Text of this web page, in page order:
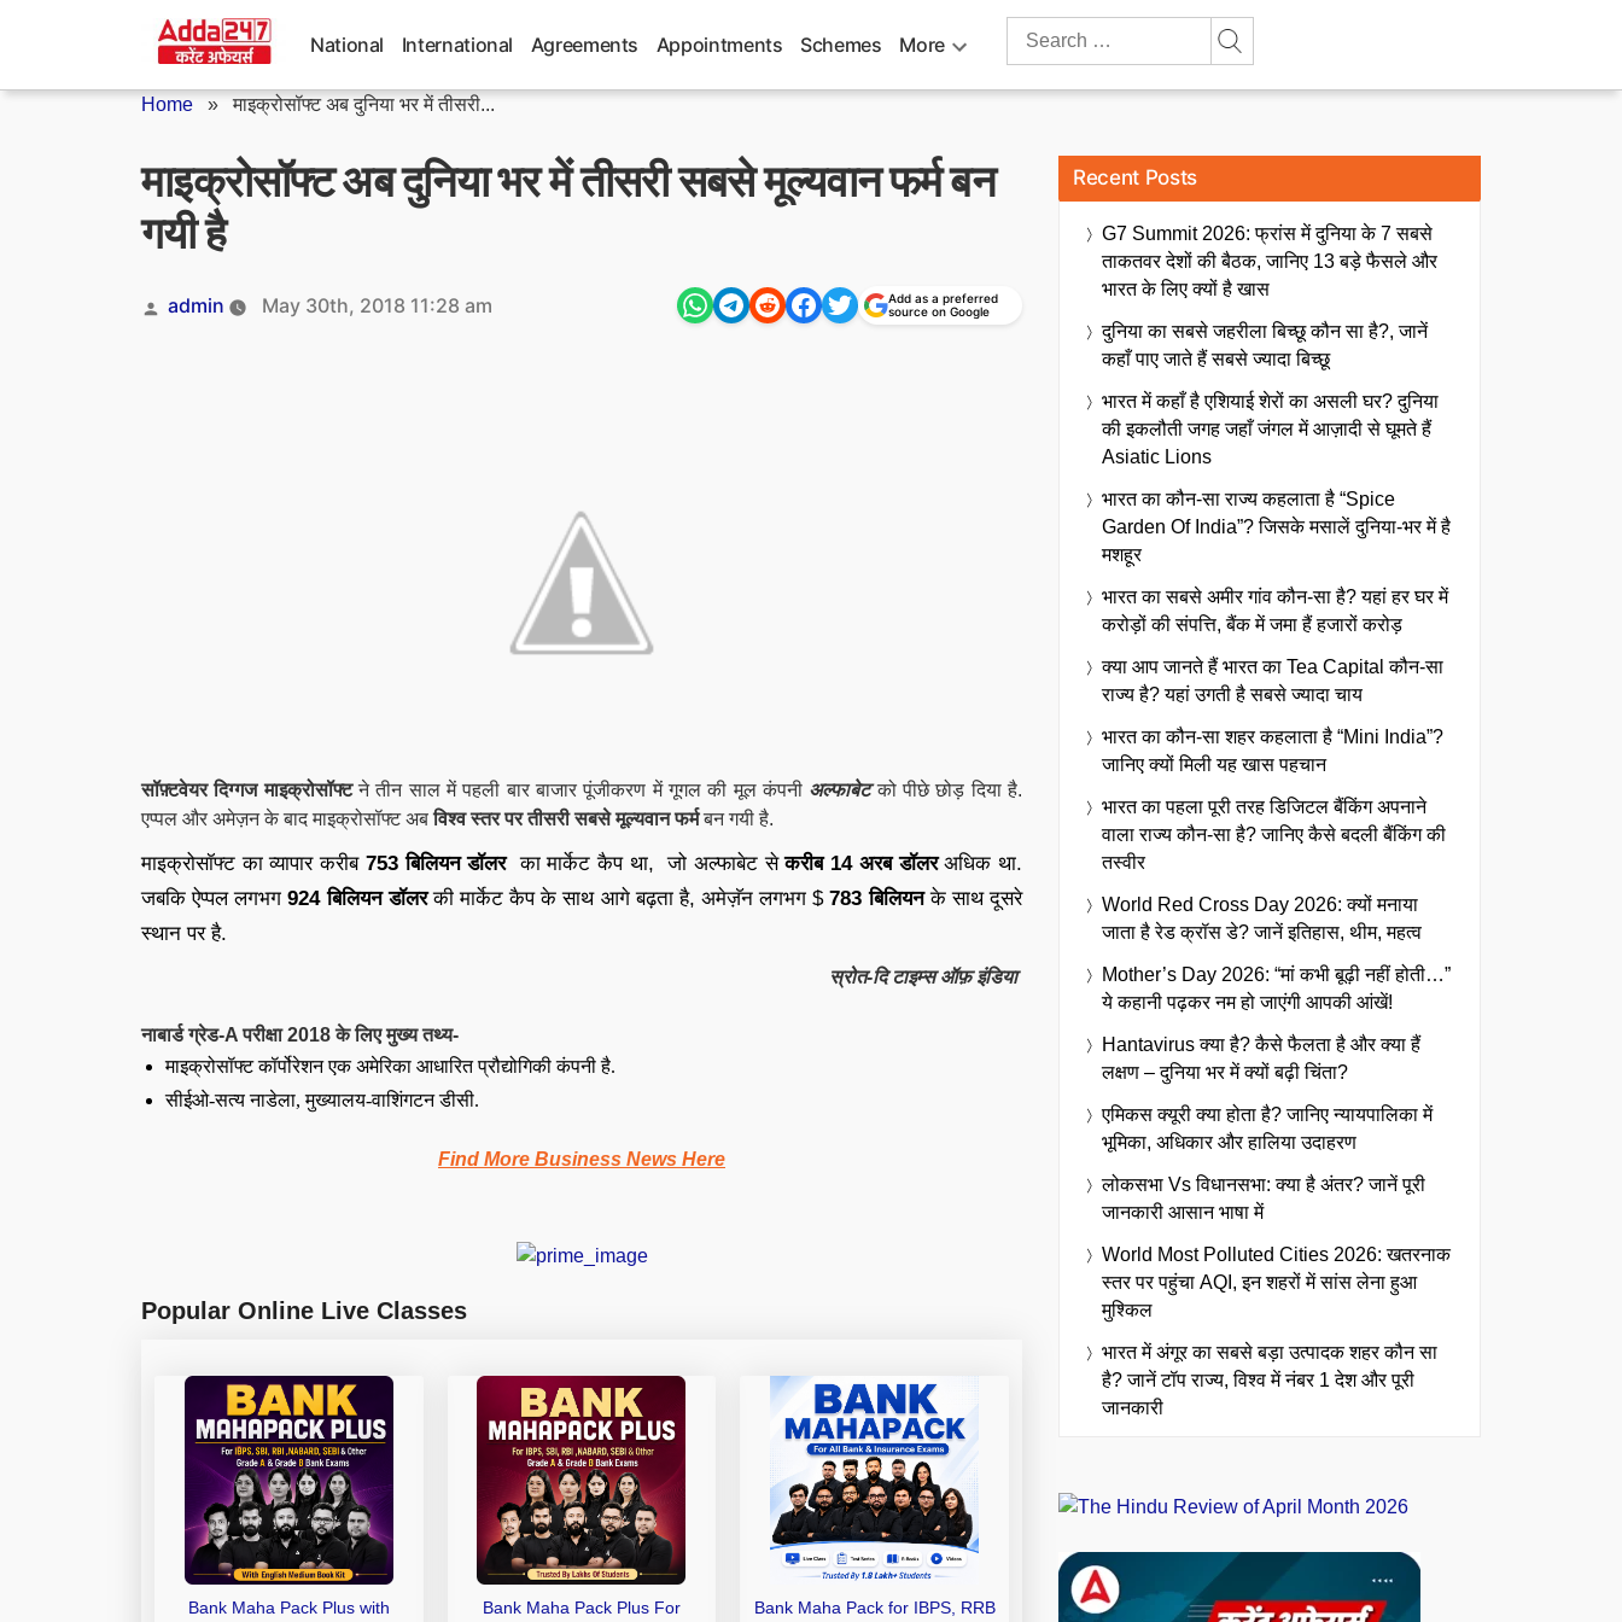
National International Agreements Appointments Schemes More
Search
Home »माइक्रोसॉफ्ट अब दुनिया भर में तीसरी...
माइक्रोसॉफ्ट अब दुनिया भर में तीसरी सबसे मूल्यवान फर्म बन
गयी है
Posted
admin May 30th, 2018 11:28 am
Add as a preferred
source on Google
सॉफ़्टवेयर दिग्गज माइक्रोसॉफ्टने तीन साल में पहली बार बाजार पूंजीकरण में गूगल की मूल कंपनी अल्फाबेटको पीछे छोड़ दिया है.
एप्पल और अमेज़न के बाद माइक्रोसॉफ्ट अबविश्व स्तर पर तीसरी सबसे मूल्यवान फर्मबन गयी है.
माइक्रोसॉफ्ट का व्यापार करीब 753 बिलियन डॉलरका मार्केट कैप था, जो अल्फाबेट सेकरीब 14 अरब डॉलरअधिक था.
जबकि ऐप्पल लगभग924 बिलियन डॉलरकी मार्केट कैप के साथ आगे बढ़ता है, अमेज़ॅन लगभग $783 बिलियनके साथ दूसरे
स्थान पर है.
स्रोत-दि टाइम्स ऑफ़ इंडिया
नाबार्ड ग्रेड-A परीक्षा2018 के लिए मुख्य तथ्य-
माइक्रोसॉफ्ट कॉर्पोरेशन एक अमेरिका आधारित प्रौद्योगिकी कंपनी है.
सीईओ-सत्य नाडेला, मुख्यालय-वाशिंगटन डीसी.
Find More Business News Here
Popular Online Live Classes
Bank Maha Pack Plus with
Bank Maha Pack Plus For
Bank Maha Pack for IBPS, RRB
Recent Posts
G7 Summit 2026: फ्रांस में दुनिया के 7 सबसे
ताकतवर देशों की बैठक, जानिए 13 बड़े फैसले और
भारत के लिए क्यों है खास
दुनिया का सबसे जहरीला बिच्छू कौन सा है?, जानें
कहाँ पाए जाते हैं सबसे ज्यादा बिच्छू
भारत में कहाँ है एशियाई शेरों का असली घर? दुनिया
की इकलौती जगह जहाँ जंगल में आज़ादी से घूमते हैं
Asiatic Lions
भारत का कौन-सा राज्य कहलाता है “Spice
Garden Of India”? जिसके मसालें दुनिया-भर में है
मशहूर
भारत का सबसे अमीर गांव कौन-सा है? यहां हर घर में
करोड़ों की संपत्ति, बैंक में जमा हैं हजारों करोड़
क्या आप जानते हैं भारत का Tea Capital कौन-सा
राज्य है? यहां उगती है सबसे ज्यादा चाय
भारत का कौन-सा शहर कहलाता है “Mini India”?
जानिए क्यों मिली यह खास पहचान
भारत का पहला पूरी तरह डिजिटल बैंकिंग अपनाने
वाला राज्य कौन-सा है? जानिए कैसे बदली बैंकिंग की
तस्वीर
World Red Cross Day 2026: क्यों मनाया
जाता है रेड क्रॉस डे? जानें इतिहास, थीम, महत्व
Mother’s Day 2026: “मां कभी बूढ़ी नहीं होती…”
ये कहानी पढ़कर नम हो जाएंगी आपकी आंखें!
Hantavirus क्या है? कैसे फैलता है और क्या हैं
लक्षण – दुनिया भर में क्यों बढ़ी चिंता?
एमिकस क्यूरी क्या होता है? जानिए न्यायपालिका में
भूमिका, अधिकार और हालिया उदाहरण
लोकसभा Vs विधानसभा: क्या है अंतर? जानें पूरी
जानकारी आसान भाषा में
World Most Polluted Cities 2026: खतरनाक
स्तर पर पहुंचा AQI, इन शहरों में सांस लेना हुआ
मुश्किल
भारत में अंगूर का सबसे बड़ा उत्पादक शहर कौन सा
है? जानें टॉप राज्य, विश्व में नंबर 1 देश और पूरी
जानकारी